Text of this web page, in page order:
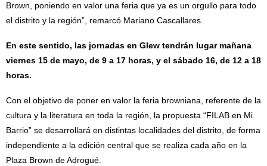
Brown, poniendo en valor una feria que ya es un orgullo para todo
el distrito y la región”, remarcó Mariano Cascallares.
En este sentido, las jornadas en Glew tendrán lugar mañana
viernes 15 de mayo, de 9 a 17 horas, y el sábado 16, de 12 a 18
horas.
Con el objetivo de poner en valor la feria browniana, referente de la
cultura y la literatura en toda la región, la propuesta “FILAB en Mi
Barrio” se desarrollará en distintas localidades del distrito, de forma
independiente a la edición central que se realiza cada año en la
Plaza Brown de Adrogué.